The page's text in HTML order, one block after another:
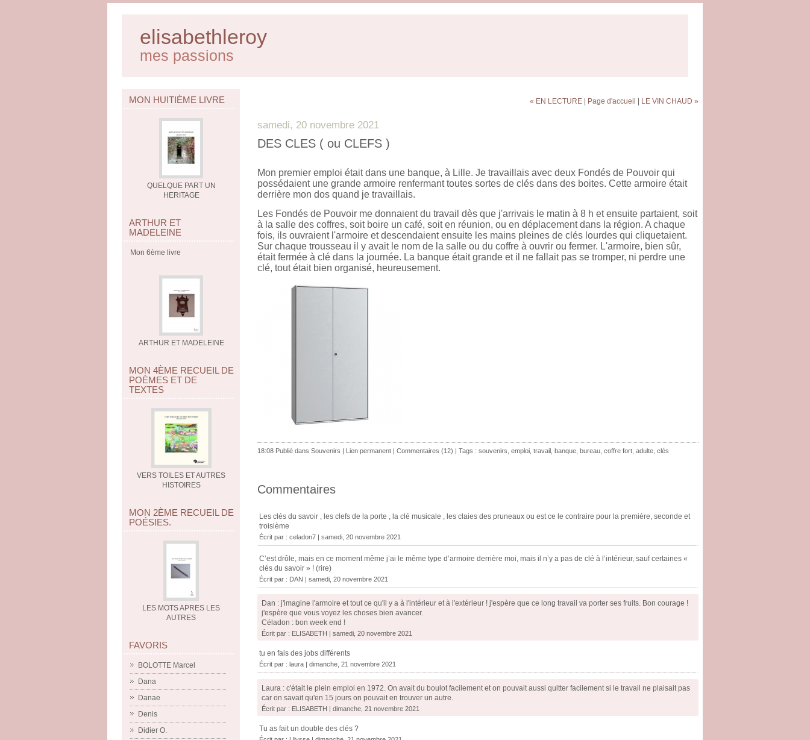
elisabethleroy
mes passions
MON HUITIÈME LIVRE
QUELQUE PART UN
HERITAGE
ARTHUR ET
MADELEINE
Mon 6ème livre
ARTHUR ET MADELEINE
MON 4ÈME RECUEIL DE
POÈMES ET DE
TEXTES
VERS TOILES ET AUTRES
HISTOIRES
MON 2ÈME RECUEIL DE
POÉSIES.
LES MOTS APRES LES
AUTRES
FAVORIS
BOLOTTE Marcel
Dana
Danae
Denis
Didier O.
« EN LECTURE Page d'accueil LE VIN CHAUD »
samedi, 20 novembre 2021
DES CLES ( ou CLEFS )
Mon premier emploi était dans une banque, à Lille. Je travaillais avec deux Fondés de Pouvoir qui
possédaient une grande armoire renfermant toutes sortes de clés dans des boites. Cette armoire était
derrière mon dos quand je travaillais.
Les Fondés de Pouvoir me donnaient du travail dès que j'arrivais le matin à 8 h et ensuite partaient, soit
à la salle des coffres, soit boire un café, soit en réunion, ou en déplacement dans la région. A chaque
fois, ils ouvraient l'armoire et descendaient ensuite les mains pleines de clés lourdes qui cliquetaient.
Sur chaque trousseau il y avait le nom de la salle ou du coffre à ouvrir ou fermer. L'armoire, bien sûr,
était fermée à clé dans la journée. La banque était grande et il ne fallait pas se tromper, ni perdre une
clé, tout était bien organisé, heureusement.
18:08 Publié dans Souvenirs | Lien permanent | Commentaires (12) | Tags : souvenirs emploi travail banque bureau coffre fort adulte clés
Commentaires
Les clés du savoir , les clefs de la porte , la clé musicale , les claies des pruneaux ou est ce le contraire pour la première, seconde et
troisième
Écrit par : celadon7 | samedi, 20 novembre 2021
C’est drôle, mais en ce moment même j’ai le même type d’armoire derrière moi, mais il n’y a pas de clé à l’intérieur, sauf certaines «
clés du savoir » ! (rire)
Écrit par : DAN | samedi, 20 novembre 2021
Dan : j'imagine l'armoire et tout ce qu'il y a à l'intérieur et à l'extérieur ! j'espère que ce long travail va porter ses fruits. Bon courage !
j'espère que vous voyez les choses bien avancer.
Céladon : bon week end !
Écrit par : ELISABETH | samedi, 20 novembre 2021
tu en fais des jobs différents
Écrit par : laura | dimanche, 21 novembre 2021
Laura : c'était le plein emploi en 1972. On avait du boulot facilement et on pouvait aussi quitter facilement si le travail ne plaisait pas
car on savait qu'en 15 jours on pouvait en trouver un autre.
Écrit par : ELISABETH | dimanche, 21 novembre 2021
Tu as fait un double des clés ?